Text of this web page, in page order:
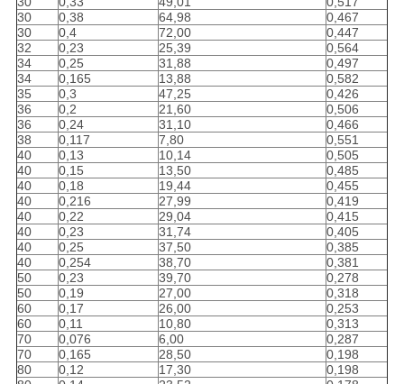
30
0,38 64,98
0,467
30
0,4 72,00
0,447
32
0,23 25,39
0,564
34
0,25 31,88
0,497
34
0,165 13,88
0,582
35
0,3 47,25
0,426
36
0,2 21,60
0,506
36
0,24 31,10
0,466
38
0,117 7,80
0,551
40
0,13 10,14
0,505
40
0,15 13,50
0,485
40
0,18 19,44
0,455
40
0,216 27,99
0,419
40
0,22 29,04
0,415
40
0,23 31,74
0,405
40
0,25 37,50
0,385
40
0,254 38,70
0,381
50
0,23 39,70
0,278
50
0,19 27,00
0,318
60
0,17 26,00
0,253
60
0,11 10,80
0,313
70
0,076 6,00
0,287
70
0,165 28,50
0,198
80
0,12 17,30
0,198